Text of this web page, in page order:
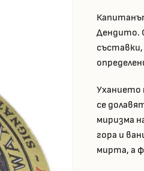
Дендито.
Уханието
се
миризма
гора и
мирта, а